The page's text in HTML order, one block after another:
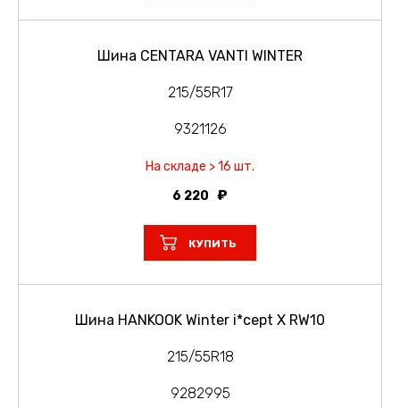
Шина CENTARA VANTI WINTER
215/55R17
9321126
На складе > 16 шт.
6 220
КУПИТЬ
Шина HANKOOK Winter i*cept X RW10
215/55R18
9282995